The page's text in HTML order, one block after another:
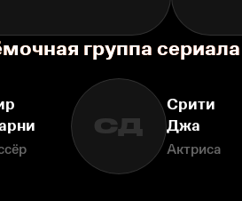
группа
СД
Срити
Джа
Актриса